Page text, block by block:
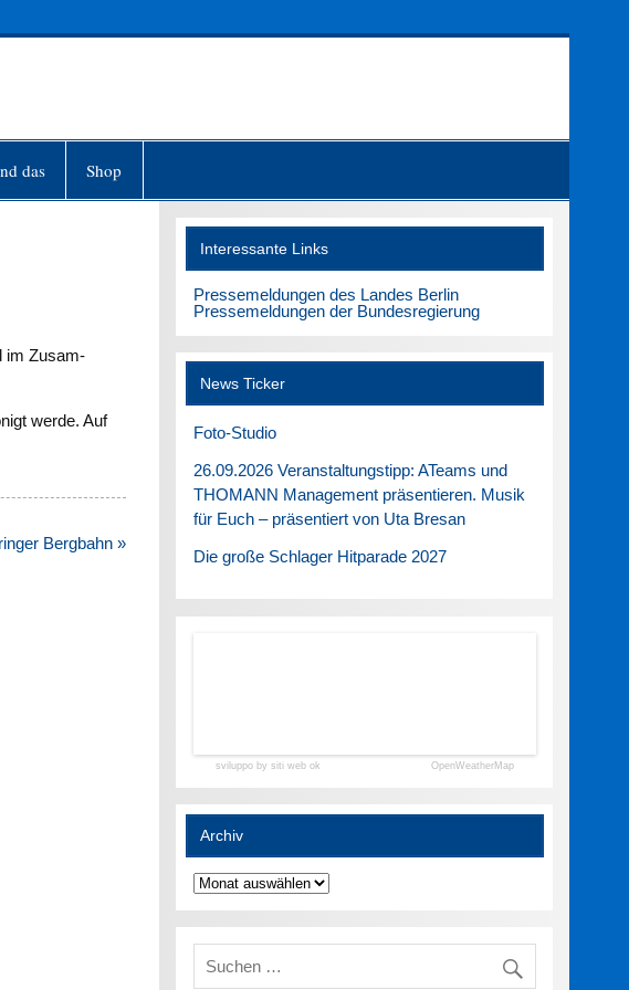
das Shop
im Zusam­
werde. Auf
Bergbahn »
Interessante Links
Pressemeldungen des Landes Berlin
Pressemeldungen der Bundesregierung
News Ticker
Foto-Studio
26.09.2026 Veranstaltungstipp: ATeams und
THOMANN Management präsentieren. Musik
für Euch – präsentiert von Uta Bresan
Die große Schlager Hitparade 2027
sviluppo by siti web ok OpenWeatherMap
Archiv
Archiv